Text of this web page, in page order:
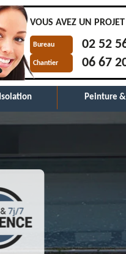
VOUS AVEZ UN
Bureau 02 52
Chantier 06 67
Peinture